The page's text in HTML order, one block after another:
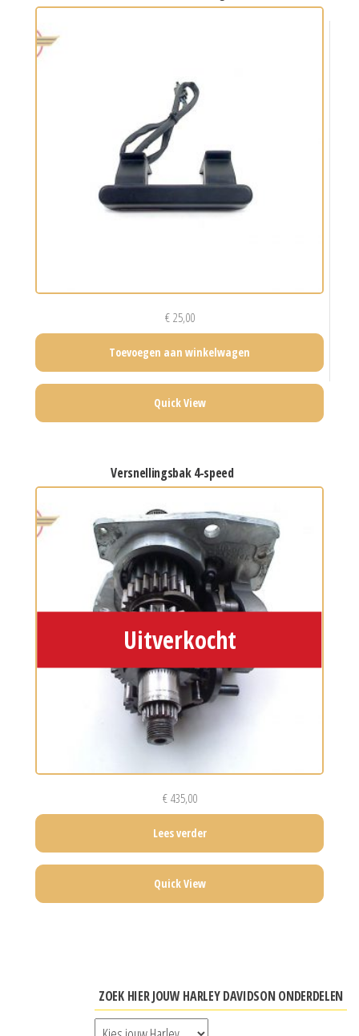
€25,00
Toevoegen aan winkelwagen
Quick View
versnellingsbak 4-speed
€435,00
Lees verder
Quick View
ZOEK HIER JOUW HARLEY DAVIDSON ONDERDELEN